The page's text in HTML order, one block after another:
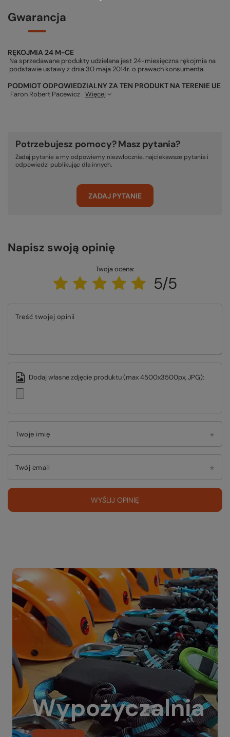
Gwarancja
RĘKOJMIA 24 M-CE
Na sprzedawane produkty udzielana jest 24-miesięczna rękojmia na
podstawie ustawy z dnia 30 maja 2014r. o prawach konsumenta.
PODMIOT ODPOWIEDZIALNY ZA TEN PRODUKT NA TERENIE UE
Faron Robert Pacewicz Więcej
Potrzebujesz pomocy? Masz pytania?
Zadaj pytanie a my odpowiemy niezwłocznie, najciekawsze pytania i
odpowiedzi publikując dla innych.
ZADAJ PYTANIE
Napisz swoją opinię
Twoja ocena:
5/5
Treść twojej opinii
Dodaj własne zdjęcie produktu (max 4500x3500px, JPG):
Twoje imię
Twój email
WYŚLIJ OPINIĘ